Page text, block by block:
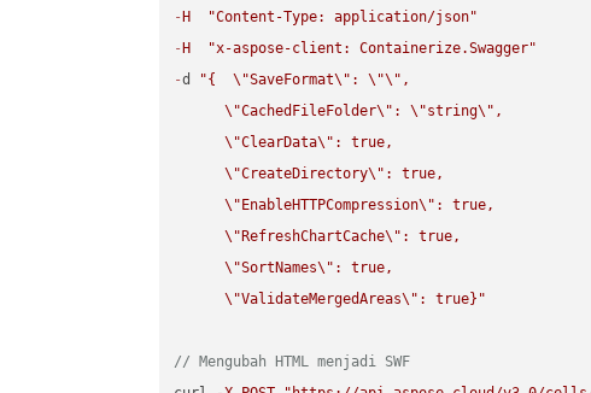
- H
"Content-Type: application/json"
- H
"x-aspose-client: Containerize.Swagger"
-d "{ \"SaveFormat\" : \"\" ,
\"CachedFileFolder\" : \"string\" ,
\"ClearData\" : true,
\"CreateDirectory\" : true,
\" EnableHTTPCompression\" : true,
\" RefreshChartCache\" : true,
\"SortNames\" : true,
\"ValidateMergedAreas\" : true}"
// Mengubah HTML menjadi SWF